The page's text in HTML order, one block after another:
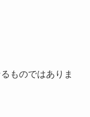
ものではありま